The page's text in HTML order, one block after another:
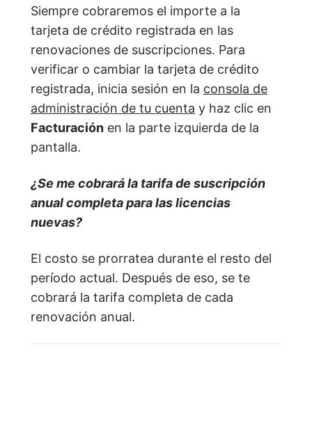
Siempre cobraremos el importe a la
tarjeta de crédito registrada en las
renovaciones de suscripciones. Para
verificar o cambiar la tarjeta de crédito
registrada, inicia sesión en la consola de
administración de tu cuenta y haz clic en
Facturación en la parte izquierda de la
pantalla.
¿Se me cobrará la tarifa de suscripción
anual completa para las licencias
nuevas?
El costo se prorratea durante el resto del
período actual. Después de eso, se te
cobrará la tarifa completa de cada
renovación anual.